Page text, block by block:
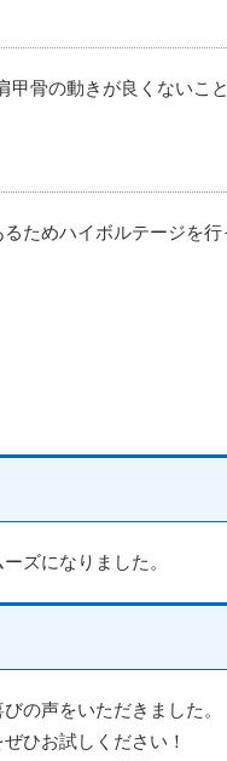
骨の動きが良くないこ
ためハイボルテージを
ズになりました。
の声をいただきました。
ひお試しください！